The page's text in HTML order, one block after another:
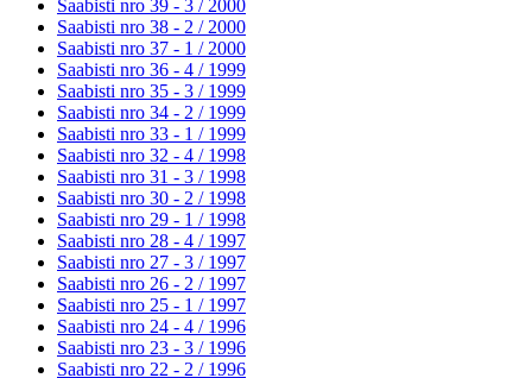
Saabisti nro 39 - 3 / 2000
Saabisti nro 38 - 2 / 2000
Saabisti nro 37 - 1 / 2000
Saabisti nro 36 - 4 / 1999
Saabisti nro 35 - 3 / 1999
Saabisti nro 34 - 2 / 1999
Saabisti nro 33 - 1 / 1999
Saabisti nro 32 - 4 / 1998
Saabisti nro 31 - 3 / 1998
Saabisti nro 30 - 2 / 1998
Saabisti nro 29 - 1 / 1998
Saabisti nro 28 - 4 / 1997
Saabisti nro 27 - 3 / 1997
Saabisti nro 26 - 2 / 1997
Saabisti nro 25 - 1 / 1997
Saabisti nro 24 - 4 / 1996
Saabisti nro 23 - 3 / 1996
Saabisti nro 22 - 2 / 1996